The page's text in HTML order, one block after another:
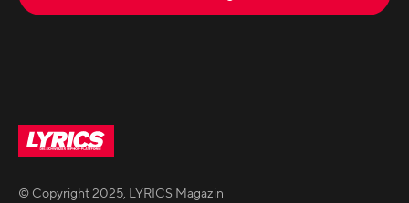
© Copyright2025, LYRICS Magazin